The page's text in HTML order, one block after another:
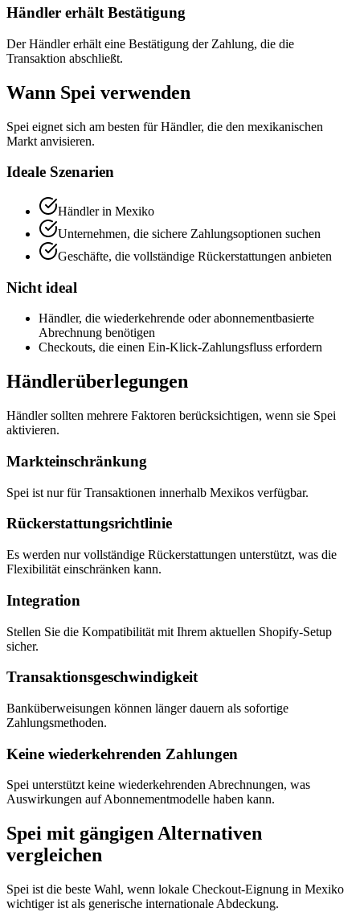
Händler erhält Bestätigung
Der Händler erhält eine Bestätigung der Zahlung, die die
Transaktion abschließt.
Wann Spei verwenden
Spei eignet sich am besten für Händler, die den mexikanischen
Markt anvisieren.
Ideale Szenarien
Händler in Mexiko
Unternehmen, die sichere Zahlungsoptionen suchen
Geschäfte, die vollständige Rückerstattungen anbieten
Nicht ideal
Händler, die wiederkehrende oder abonnementbasierte
Abrechnung benötigen
Checkouts, die einen Ein-Klick-Zahlungsfluss erfordern
Händlerüberlegungen
Händler sollten mehrere Faktoren berücksichtigen, wenn sie Spei
aktivieren.
Markteinschränkung
Spei ist nur für Transaktionen innerhalb Mexikos verfügbar.
Rückerstattungsrichtlinie
Es werden nur vollständige Rückerstattungen unterstützt, was die
Flexibilität einschränken kann.
Integration
Stellen Sie die Kompatibilität mit Ihrem aktuellen Shopify-Setup
sicher.
Transaktionsgeschwindigkeit
Banküberweisungen können länger dauern als sofortige
Zahlungsmethoden.
Keine wiederkehrenden Zahlungen
Spei unterstützt keine wiederkehrenden Abrechnungen, was
Auswirkungen auf Abonnementmodelle haben kann.
Spei mit gängigen Alternativen
vergleichen
Spei ist die beste Wahl, wenn lokale Checkout-Eignung in Mexiko
wichtiger ist als generische internationale Abdeckung.